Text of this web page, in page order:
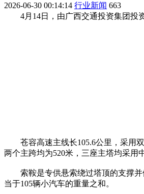
2026-06-30 00:14:14 行业新闻 663
4月14日，由广西交通投资集团投资
苍容高速主线长105.6公里，采用双
两个主跨均为520米，三座主塔均采用
索鞍是专供悬索绕过塔顶的支撑并
当于105辆小汽车的重量之和。